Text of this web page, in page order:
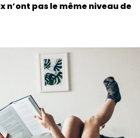
n’ont pas le même niveau de